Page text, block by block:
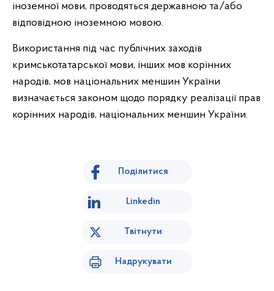
іноземної мови, проводяться державною та/або
відповідною іноземною мовою.
Використання під час публічних заходів
кримськотатарської мови, інших мов корінних
народів, мов національних меншин України
визначається законом щодо порядку реалізації прав
корінних народів, національних меншин України.
Поділитися
Linkedin
Твітнути
Надрукувати